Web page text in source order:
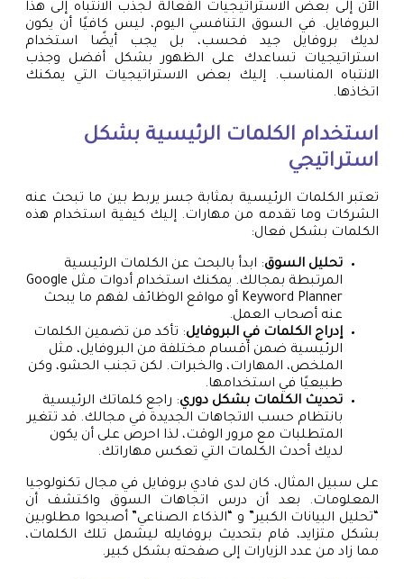
الآن إلى بعض الاستراتيجيات الفعالة لجذب الانتباه إلى هذا
البروفايل. في السوق التنافسي اليوم، ليس كافيًا أن يكون
لديك بروفايل جيد فحسب، بل يجب أيضًا استخدام
استراتيجيات تساعدك على الظهور بشكل أفضل وجذب
الانتباه المناسب. إليك بعض الاستراتيجيات التي يمكنك
اتخاذها.
استخدام الكلمات الرئيسية بشكل
استراتيجي
تعتبر الكلمات الرئيسية بمثابة جسر يربط بين ما تبحث عنه
الشركات وما تقدمه من مهارات. إليك كيفية استخدام هذه
الكلمات بشكل فعال:
تحليل السوق: ابدأ بالبحث عن الكلمات الرئيسية
المرتبطة بمجالك. يمكنك استخدام أدوات مثل Google
Keyword Planner أو مواقع الوظائف لفهم ما يبحث
عنه أصحاب العمل.
إدراج الكلمات في البروفايل: تأكد من تضمين الكلمات
الرئيسية ضمن أقسام مختلفة من البروفايل، مثل
الملخص، المهارات، والخبرات. لكن تجنب الحشو، وكن
طبيعيًا في استخدامها.
تحديث الكلمات بشكل دوري: راجع كلماتك الرئيسية
بانتظام حسب الاتجاهات الجديدة في مجالك. قد تتغير
المتطلبات مع مرور الوقت، لذا احرص على أن يكون
لديك أحدث الكلمات التي تعكس مهاراتك.
على سبيل المثال، كان لدى فادي بروفايل في مجال تكنولوجيا
المعلومات. بعد أن درس اتجاهات السوق واكتشف أن
“تحليل البيانات الكبير” و “الذكاء الصناعي” أصبحوا مطلوبين
بشكل متزايد، قام بتحديث بروفايله ليشمل تلك الكلمات،
مما زاد من عدد الزيارات إلى صفحته بشكل كبير.